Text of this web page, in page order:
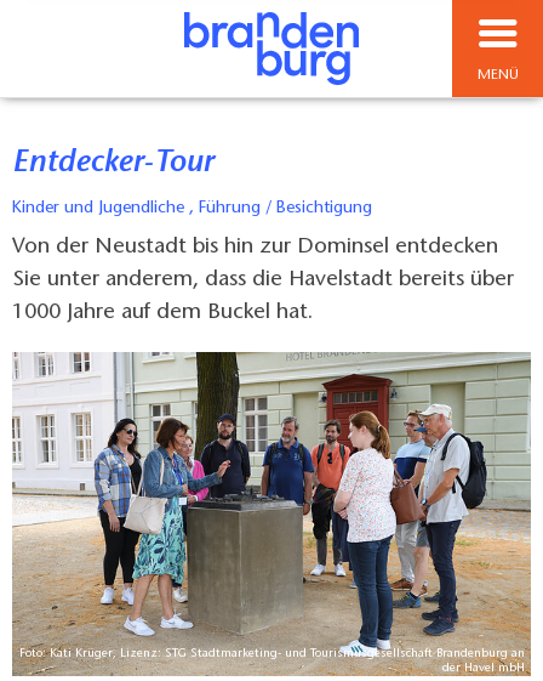
MENÜ
Entdecker-Tour
Kinder und Jugendliche , Führung / Besichtigung
Von der Neustadt bis hin zur Dominsel entdecken
Sie unter anderem, dass die Havelstadt bereits über
1000 Jahre auf dem Buckel hat.
Foto: Kati Krüger, Lizenz: STG Stadtmarketing- und Tourismusgesellschaft Brandenburg an
der Havel mbH